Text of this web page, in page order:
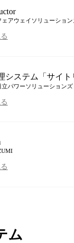
ェアウェイソリューション
システム「サイト
立パワーソリューションズ
ム